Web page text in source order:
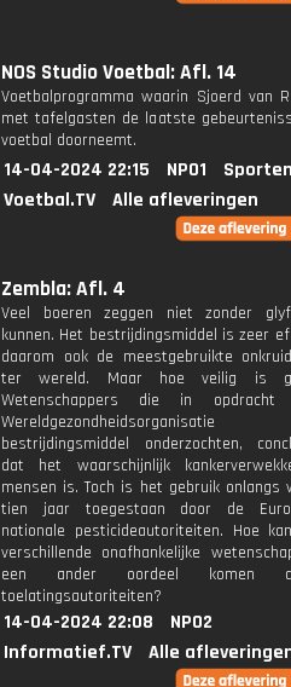
NOS Studio Voetbal: Afl. 14
Voetbalprogramma waarin Sjoerd van
met tafelgasten de laatste
voetbal doorneemt.
14-04-2024 22:15 NPO1
Voetbal.TV
Alle afleveringen
Zembla: Afl. 4
Veel boeren zeggen niet zonder
kunnen. Het bestrijdingsmiddel is zeer
daarom ook de meestgebruikte
ter wereld. Maar hoe veilig is
Wetenschappers die in
bestrijdingsmiddel onderzochten,
dat het waarschijnlijk
mensen is. Toch is het gebruik onlangs
tien jaar toegestaan door de
nationale pesticideautoriteiten. Hoe
verschillende onafhankelijke
een ander oordeel komen
toelatingsautoriteiten?
14-04-2024 22:08
NPO2
Informatief.TV
Alle